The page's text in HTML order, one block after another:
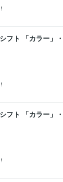
宝物(才能)鑑定】
仕事
フト 「カラー」・
フト 「カラー」・